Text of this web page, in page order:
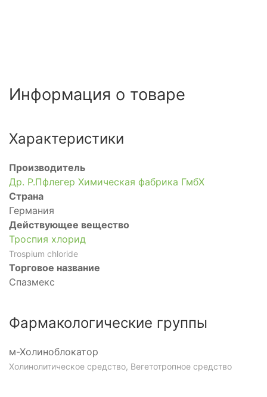
Информация о товаре
Характеристики
Производитель
Др. Р.Пфлегер Химическая фабрика ГмбХ
Страна
Германия
Действующее вещество
Троспия хлорид
Trospium chloride
Торговое название
Спазмекс
Фармакологические группы
м-Холиноблокатор
Холинолитическое средство, Вегетотропное средство